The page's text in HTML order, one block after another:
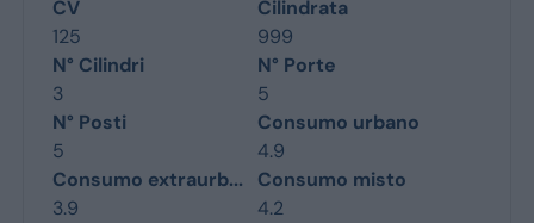
CV
125
Cilindrata
999
N° Cilindri
3
N° Porte
5
N° Posti
5
Consumo urbano
4.9
Consumo extraurb...
3.9
Consumo misto
4.2